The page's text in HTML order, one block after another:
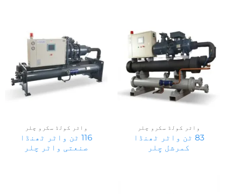
واٹر کولڈ سکرو چلر
116 ٹن واٹر ٹھنڈا
صنعتی واٹر چلر
واٹر کولڈ سکرو چلر
83 ٹن واٹر ٹھنڈا
کمرشل چِلر